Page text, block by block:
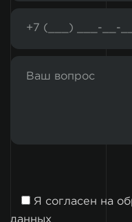
Я согласен на
данных